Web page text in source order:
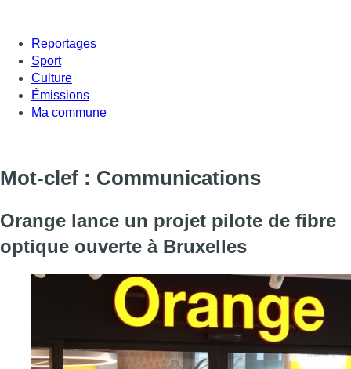
Reportages
Sport
Culture
Émissions
Ma commune
Mot-clef : Communications
Orange lance un projet pilote de fibre
optique ouverte à Bruxelles